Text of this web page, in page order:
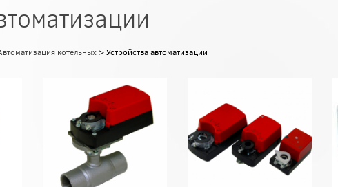
котельных > Устройства автоматизации